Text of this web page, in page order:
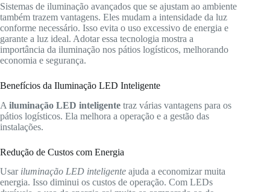
Sistemas de iluminação avançados que se ajustam ao ambiente
também trazem vantagens. Eles mudam a intensidade da luz
conforme necessário. Isso evita o uso excessivo de energia e
garante a luz ideal. Adotar essa tecnologia mostra a
importância da iluminação nos pátios logísticos, melhorando
economia e segurança.
Benefícios da Iluminação LED Inteligente
A iluminação LED inteligente traz várias vantagens para os
pátios logísticos. Ela melhora a operação e a gestão das
instalações.
Redução de Custos com Energia
Usar iluminação LED inteligente ajuda a economizar muita
energia. Isso diminui os custos de operação. Com LEDs